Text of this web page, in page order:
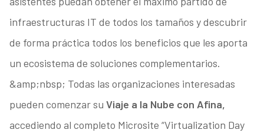
infraestructuras IT de todos los tamaños y descubrir
de forma práctica todos los beneficios que les aporta
un ecosistema de soluciones complementarios.
&amp;nbsp; Todas las organizaciones interesadas
pueden comenzar su Viaje a la Nube con Afina,
accediendo al completo Microsite “Virtualization Day